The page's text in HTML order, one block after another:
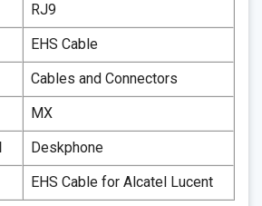
RJ9
EHS Cable
Cables and Connectors
MX
Deskphone
EHS Cable for Alcatel Lucent